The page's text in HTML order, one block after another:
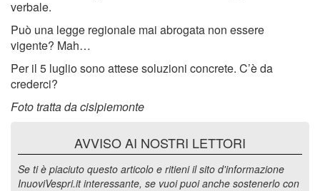
verbale.
Può una legge regionale mai abrogata non essere
vigente? Mah…
Per il 5 luglio sono attese soluzioni concrete. C’è da
crederci?
Foto tratta da cislpiemonte
AVVISO AI NOSTRI LETTORI
Se ti è piaciuto questo articolo e ritieni il sito d'informazione
InuoviVespri.it interessante, se vuoi puoi anche sostenerlo con